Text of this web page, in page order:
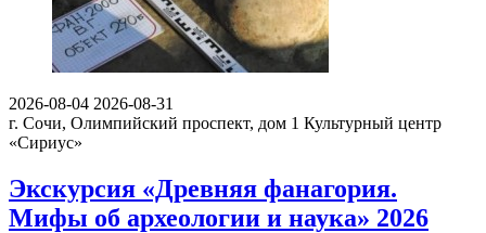
2026-08-04 2026-08-31
г. Сочи, Олимпийский проспект, дом 1 Культурный центр
«Сириус»
Экскурсия «Древняя фанагория.
Мифы об археологии и наука» 2026